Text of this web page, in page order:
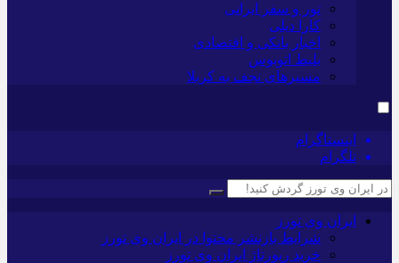
تور و سفر ایرانی
کارا دیلی
اخبار بانکی و اقتصادی
بلیط اتوبوس
مسیرهای نجف به کربلا
اینستاگرام
تلگرام
ایران وی تورز
شرایط بازنشر محتوا در ایران وی تورز
خرید رپورتاژ ایران وی تورز